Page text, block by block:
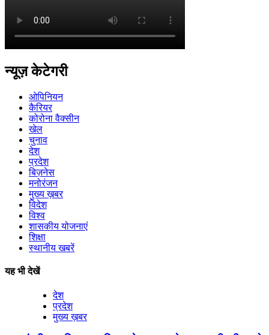
न्यूज़ केटेगरी
ओपिनियन
कैरियर
कोरोना वैक्सीन
खेल
चुनाव
देश
प्रदेश
बिज़नेस
मनोरंजन
मुख्य ख़बर
विदेश
विश्व
शासकीय योजनाएं
शिक्षा
स्थानीय खबरें
यह भी देखें
देश
प्रदेश
मुख्य ख़बर